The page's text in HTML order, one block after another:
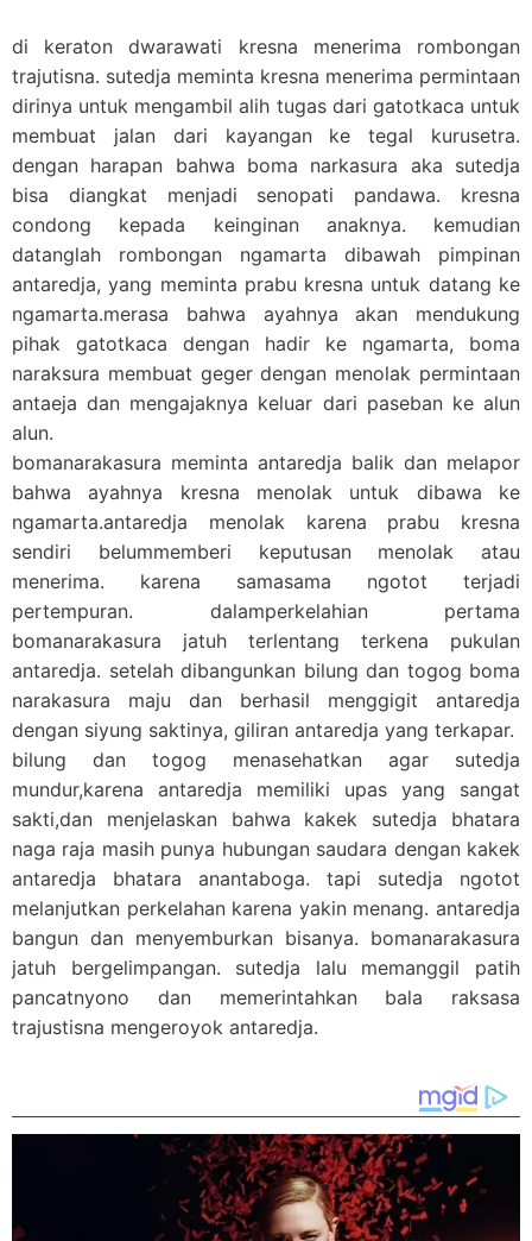
di keraton dwarawati kresna menerima rombongan
trajutisna. sutedja meminta kresna menerima permintaan
dirinya untuk mengambil alih tugas dari gatotkaca untuk
membuat jalan dari kayangan ke tegal kurusetra.
dengan harapan bahwa boma narkasura aka sutedja
bisa diangkat menjadi senopati pandawa. kresna
condong kepada keinginan anaknya. kemudian
datanglah rombongan ngamarta dibawah pimpinan
antaredja, yang meminta prabu kresna untuk datang ke
ngamarta.merasa bahwa ayahnya akan mendukung
pihak gatotkaca dengan hadir ke ngamarta, boma
naraksura membuat geger dengan menolak permintaan
antaeja dan mengajaknya keluar dari paseban ke alun
alun.
bomanarakasura meminta antaredja balik dan melapor
bahwa ayahnya kresna menolak untuk dibawa ke
ngamarta.antaredja menolak karena prabu kresna
sendiri belummemberi keputusan menolak atau
menerima. karena samasama ngotot terjadi
pertempuran. dalamperkelahian pertama
bomanarakasura jatuh terlentang terkena pukulan
antaredja. setelah dibangunkan bilung dan togog boma
narakasura maju dan berhasil menggigit antaredja
dengan siyung saktinya, giliran antaredja yang terkapar.
bilung dan togog menasehatkan agar sutedja
mundur,karena antaredja memiliki upas yang sangat
sakti,dan menjelaskan bahwa kakek sutedja bhatara
naga raja masih punya hubungan saudara dengan kakek
antaredja bhatara anantaboga. tapi sutedja ngotot
melanjutkan perkelahan karena yakin menang. antaredja
bangun dan menyemburkan bisanya. bomanarakasura
jatuh bergelimpangan. sutedja lalu memanggil patih
pancatnyono dan memerintahkan bala raksasa
trajustisna mengeroyok antaredja.